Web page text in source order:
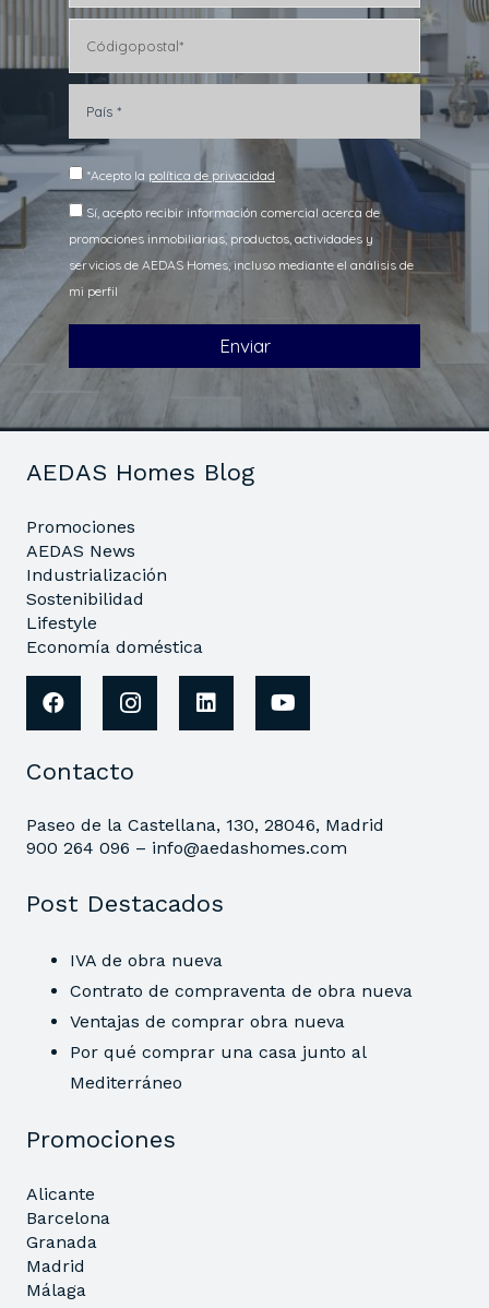
AEDAS Homes Blog
Promociones
AEDAS News
Industrialización
Sostenibilidad
Lifestyle
Economía doméstica
Contacto
Paseo de la Castellana, 130, 28046, Madrid
900 264 096 – info@aedashomes.com
Post Destacados
IVA de obra nueva
Contrato de compraventa de obra nueva
Ventajas de comprar obra nueva
Por qué comprar una casa junto al
Mediterráneo
Promociones
Alicante
Barcelona
Granada
Madrid
Málaga